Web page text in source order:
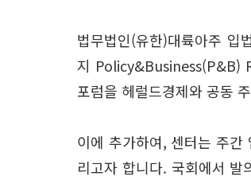
법무법인(유한)대륙아주 입
지 Policy&Business(P&B)
포럼을 헤럴드경제와 공동
이에 추가하여, 센터는 주
리고자 합니다. 국회에서